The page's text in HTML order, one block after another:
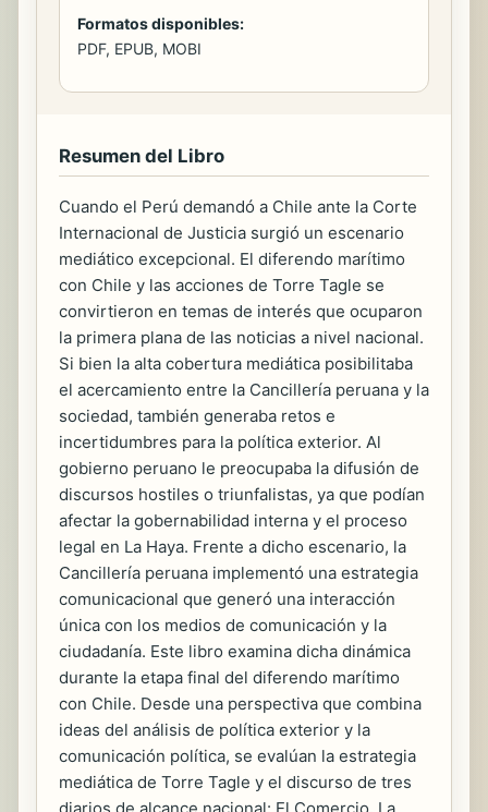
Formatos disponibles:
PDF, EPUB, MOBI
Resumen del Libro
Cuando el Perú demandó a Chile ante la Corte
Internacional de Justicia surgió un escenario
mediático excepcional. El diferendo marítimo
con Chile y las acciones de Torre Tagle se
convirtieron en temas de interés que ocuparon
la primera plana de las noticias a nivel nacional.
Si bien la alta cobertura mediática posibilitaba
el acercamiento entre la Cancillería peruana y la
sociedad, también generaba retos e
incertidumbres para la política exterior. Al
gobierno peruano le preocupaba la difusión de
discursos hostiles o triunfalistas, ya que podían
afectar la gobernabilidad interna y el proceso
legal en La Haya. Frente a dicho escenario, la
Cancillería peruana implementó una estrategia
comunicacional que generó una interacción
única con los medios de comunicación y la
ciudadanía. Este libro examina dicha dinámica
durante la etapa final del diferendo marítimo
con Chile. Desde una perspectiva que combina
ideas del análisis de política exterior y la
comunicación política, se evalúan la estrategia
mediática de Torre Tagle y el discurso de tres